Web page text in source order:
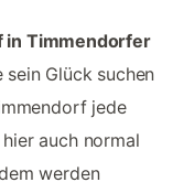
in Timmendorfer
Glück suchen
jede
auch normal
werden